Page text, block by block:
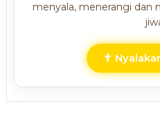
menyala, menerangi dan
✝